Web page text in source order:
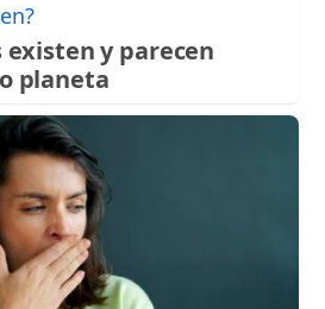
existen y parecen
planeta